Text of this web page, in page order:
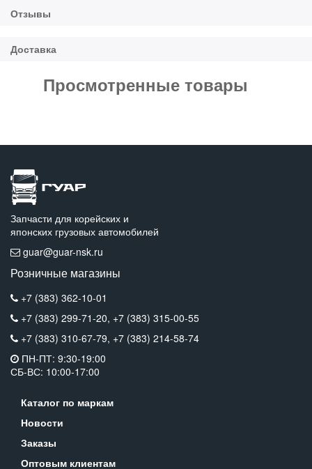
Просмотренные товары
Запчасти для корейских и
японских грузовых автомобилей
guar@guar-nsk.ru
Розничные магазины
+7 (383) 362-10-01
+7 (383) 299-71-20, +7 (383) 315-00-55
+7 (383) 310-67-79, +7 (383) 214-58-74
ПН-ПТ: 9:30-19:00
СБ-ВС: 10:00-17:00
Каталог по маркам
Новости
Заказы
Оптовым клиентам